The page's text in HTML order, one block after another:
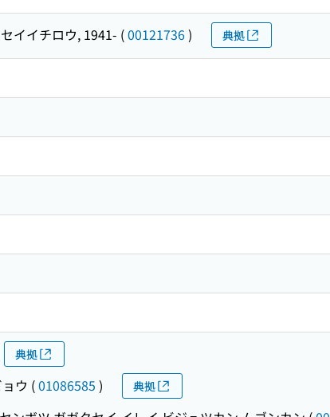
イイチロウ, 1941- (00121736) 典拠
典拠
ウ (01086585 ) 典拠